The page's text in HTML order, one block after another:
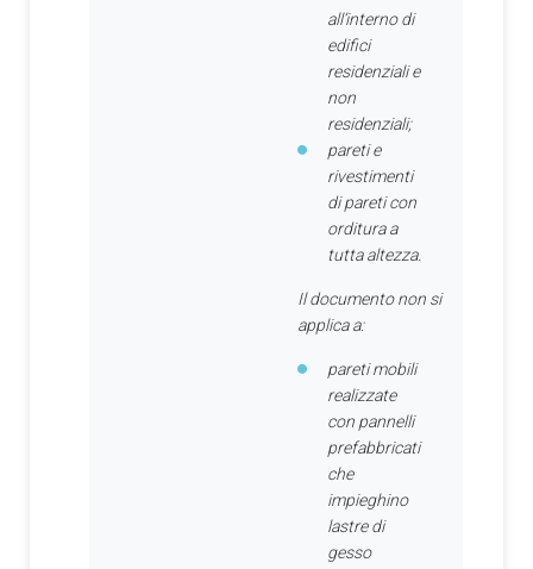
all’interno di
edifici
residenziali e
non
residenziali;
pareti e
rivestimenti
di pareti con
orditura a
tutta altezza.
Il documento non si
applica a:
pareti mobili
realizzate
con pannelli
prefabbricati
che
impieghino
lastre di
gesso